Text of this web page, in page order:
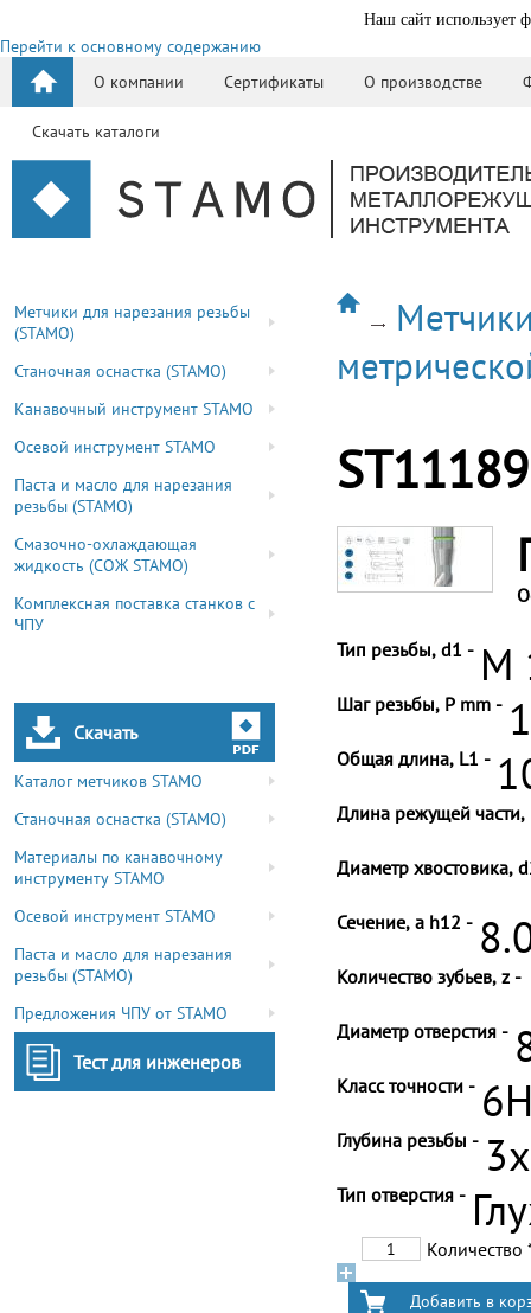
Наш сайт использует
Перейти к основному содержанию
О компании
Сертификаты О производстве
Скачать каталоги
Метчики для нарезания резьбы
(STAMO)
Станочная оснастка (STAMO)
Канавочный инструмент STAMO
Осевой инструмент STAMO
Паста и масло для нарезания
резьбы (STAMO)
Смазочно-охлаждающая
жидкость (СОЖ STAMO)
Комплексная поставка станков с
ЧПУ
Скачать
Каталог метчиков STAMO
Станочная оснастка (STAMO)
Материалы по канавочному
инструменту STAMO
Осевой инструмент STAMO
Паста и масло для нарезания
резьбы (STAMO)
Предложения ЧПУ от STAMO
Тест для инженеров
Тип резьбы, d1 - M
Шаг резьбы, P mm -
Общая длина, L1 -
Длина режущей части,
Диаметр хвостовика,
Сечение, a h12 -
Количество зубьев, z -
Диаметр отверстия -
Класс точности -
Глубина резьбы -
Тип отверстия -
Количество